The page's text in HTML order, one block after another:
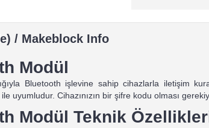
/ Makeblock Info
Modül
Bluetooth işlevine sahip cihazlarla iletişim
uyumludur. Cihazınızın bir şifre kodu olması
Modül Teknik